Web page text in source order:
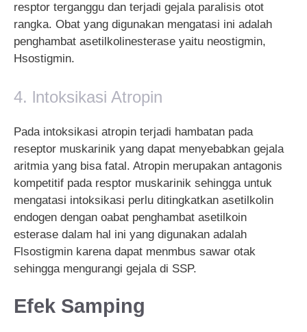
resptor terganggu dan terjadi gejala paralisis otot
rangka. Obat yang digunakan mengatasi ini adalah
penghambat asetilkolinesterase yaitu neostigmin,
Hsostigmin.
4. lntoksikasi Atropin
Pada intoksikasi atropin terjadi hambatan pada
reseptor muskarinik yang dapat menyebabkan gejala
aritmia yang bisa fatal. Atropin merupakan antagonis
kompetitif pada resptor muskarinik sehingga untuk
mengatasi intoksikasi perlu ditingkatkan asetilkolin
endogen dengan oabat penghambat asetilkoin
esterase dalam hal ini yang digunakan adalah
Flsostigmin karena dapat menmbus sawar otak
sehingga mengurangi gejala di SSP.
Efek Samping